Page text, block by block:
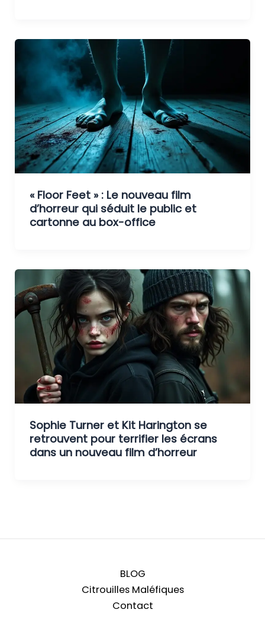
« Floor Feet » : Le nouveau film
d’horreur qui séduit le public et
cartonne au box-office
Sophie Turner et Kit Harington se
retrouvent pour terrifier les écrans
dans un nouveau film d’horreur
BLOG
Citrouilles Maléfiques
Contact